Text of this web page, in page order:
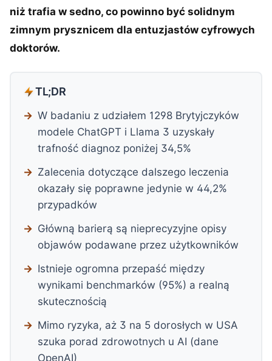
niż trafia w sedno, co powinno być solidnym
zimnym prysznicem dla entuzjastów cyfrowych
doktorów.
TL;DR
W badaniu z udziałem 1298 Brytyjczyków
modele ChatGPT i Llama 3 uzyskały
trafność diagnoz poniżej 34,5%
Zalecenia dotyczące dalszego leczenia
okazały się poprawne jedynie w 44,2%
przypadków
Główną barierą są nieprecyzyjne opisy
objawów podawane przez użytkowników
Istnieje ogromna przepaść między
wynikami benchmarków (95%) a realną
skutecznością
Mimo ryzyka, aż 3 na 5 dorosłych w USA
szuka porad zdrowotnych u AI (dane
OpenAI)